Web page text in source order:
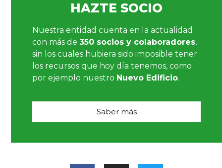
HAZTE SOCIO
Nuestra entidad cuenta en la actualidad
con más de 350 socios y colaboradores,
sin los cuales hubiera sido imposible tener
los recursos que hoy día tenemos, como
por ejemplo nuestro Nuevo Edificio.
Saber más